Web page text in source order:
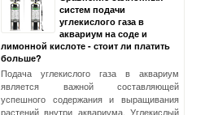
систем подачи
углекислого газа в
аквариум на соде и
лимонной кислоте - стоит ли платить
больше?
Подача углекислого газа в аквариум
является важной составляющей
успешного содержания и выращивания
растений внутри аквариума. Углекислый